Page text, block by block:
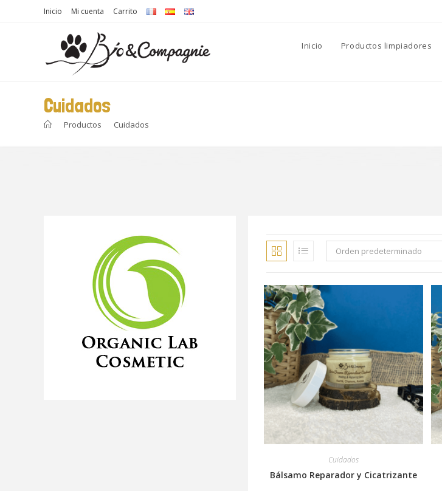
Inicio Mi cuenta Carrito
Inicio Productos limpiadores
Cuidados
Productos Cuidados
Orden predeterminado
Cuidados
Bálsamo Reparador y Cicatrizante